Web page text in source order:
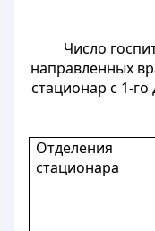
Число
направленных
стационар с 1-
Отделения
стационара